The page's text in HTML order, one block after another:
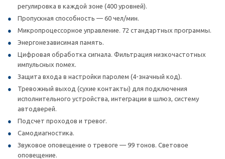
регулировка в каждой зоне (400 уровней).
Пропускная способность — 60 чел/мин.
Микропроцессорное управление. 72 стандартных программы.
Энергонезависимая память.
Цифровая обработка сигнала. Фильтрация низкочастотных
импульсных помех.
Защита входа в настройки паролем (4-значный код).
Тревожный выход (сухие контакты) для подключения
исполнительного устройства, интеграции в шлюз, систему
автодверей.
Подсчет проходов и тревог.
Самодиагностика.
Звуковое оповещение о тревоге — 99 тонов. Световое
оповещение.